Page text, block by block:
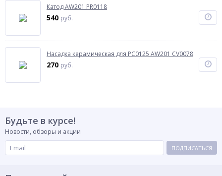
Катод АW201 PR0118
540 руб.
Насадка керамическая для PC0125 АW201 CV0078
270 руб.
Будьте в курсе!
Новости, обзоры и акции
ПОДПИСАТЬСЯ